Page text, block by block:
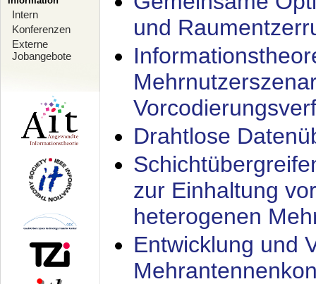
Intern
Konferenzen
Externe
Jobangebote
und
Drahtlose
zur Einhaltung
heterogenen
Entwicklung und